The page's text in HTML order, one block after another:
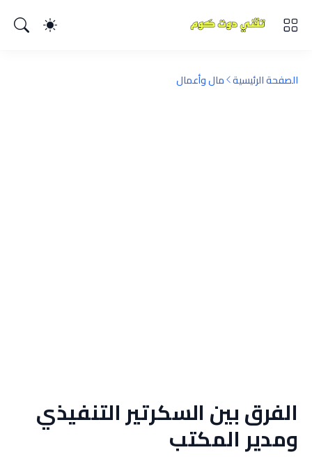
الصفحة الرئيسية مال وأعمال
الفرق بين السكرتير التنفيذي
ومدير المكتب